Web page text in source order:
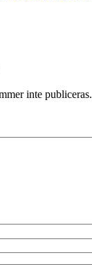
inte publiceras.